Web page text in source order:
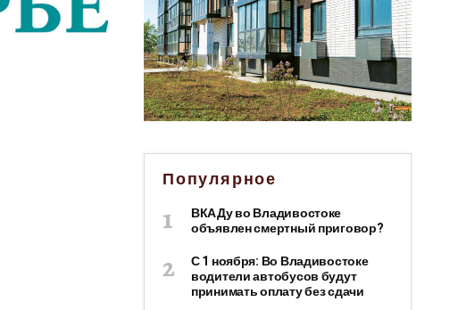
Популярное
ВКАДу во Владивостоке
объявлен смертный приговор?
С 1 ноября: Во Владивостоке
водители автобусов будут
принимать оплату без сдачи